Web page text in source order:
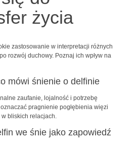
życia
zastosowanie w interpretacji różnych
rozwój duchowy. Poznaj ich wpływ na
mówi śnienie o delfinie
zaufanie, lojalność i potrzebę
pragnienie pogłębienia więzi
bliskich relacjach.
we śnie jako zapowiedź